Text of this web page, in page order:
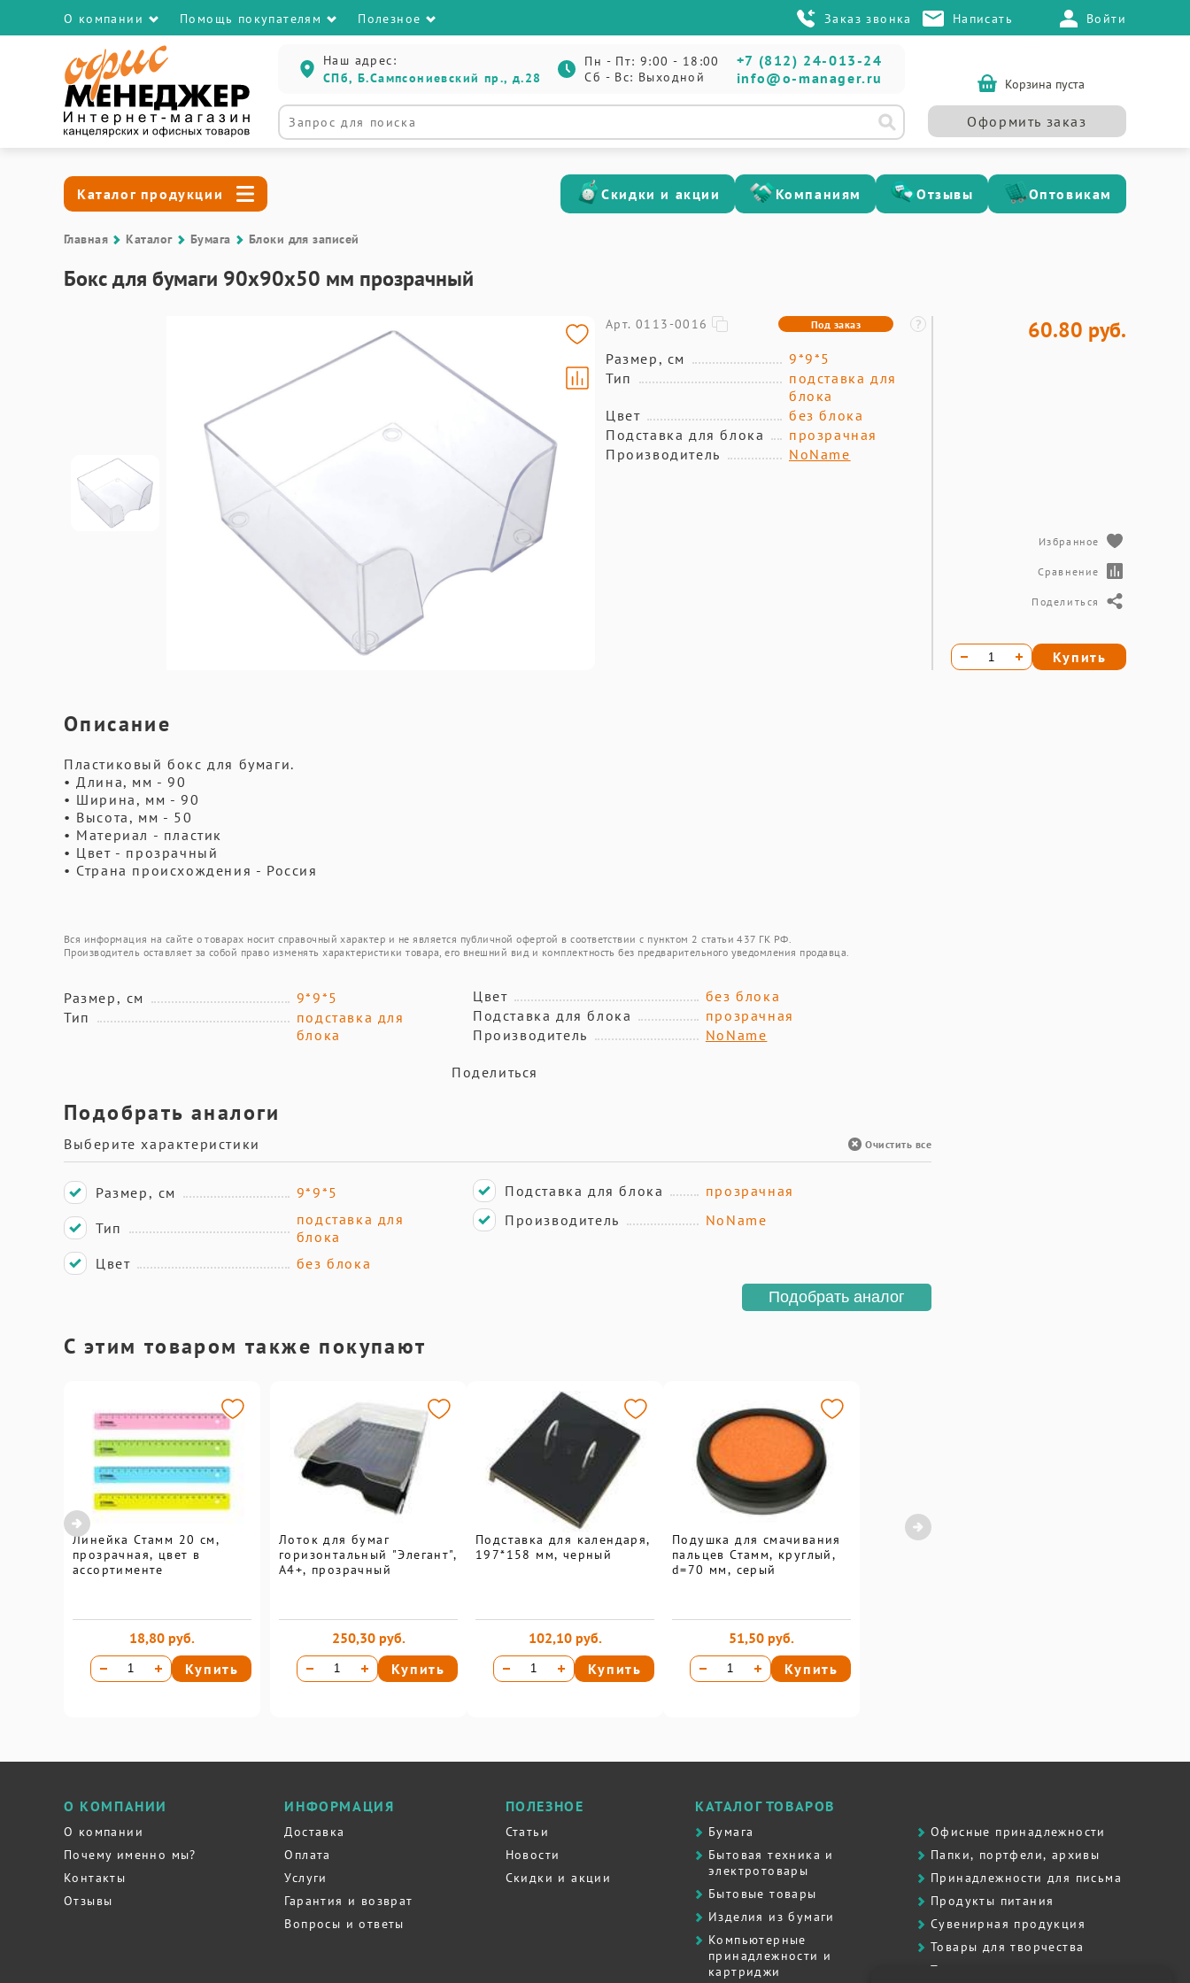
О компании Помощь покупателям Полезное Заказ звонка Написать Войти
Наш адрес:
СПб, Б.Сампсониевский пр., д.28
Пн - Пт: 9:00 - 18:00
Сб - Вс: Выходной
+7 (812) 24-013-24
info@o-manager.ru
Корзина пуста
Оформить заказ
Каталог продукции Скидки и акции Компаниям Отзывы Оптовикам
Главная Каталог Бумага Блоки для записей
Бокс для бумаги 90х90х50 мм прозрачный
Арт. 0113-0016 Под заказ
Размер, см
9*9*5
Тип
подставка для
блока
Цвет
без блока
Подставка для блока
прозрачная
Производитель
NoName
Описание
Пластиковый бокс для бумаги.
• Длина, мм - 90
• Ширина, мм - 90
• Высота, мм - 50
• Материал - пластик
• Цвет - прозрачный
• Страна происхождения - Россия
Вся информация на сайте о товарах носит справочный характер и не является публичной офертой в соответствии с пунктом 2 статьи 437 ГК РФ.
Производитель оставляет за собой право изменять характеристики товара, его внешний вид и комплектность без предварительного уведомления продавца.
Размер, см
9*9*5
Тип
подставка для
блока
Цвет
без блока
Подставка для блока
прозрачная
Производитель
NoName
Поделиться
Подобрать аналоги
Выберите характеристики Очистить все
Размер, см
9*9*5
Тип
подставка для
блока
Цвет
без блока
Подставка для блока
прозрачная
Производитель
NoName
Подобрать аналог
С этим товаром также покупают
Линейка Стамм 20 см,
прозрачная, цвет в
ассортименте
18,80 руб.
Купить
Лоток для бумаг
горизонтальный "Элегант",
А4+, прозрачный
250,30 руб.
Купить
Подставка для календаря,
197*158 мм, черный
102,10 руб.
Купить
Подушка для смачивания
пальцев Стамм, круглый,
d=70 мм, серый
51,50 руб.
Купить
60.80 руб.
Избранное
Сравнение
Поделиться
Купить
О КОМПАНИИ
О компании
Почему именно мы?
Контакты
Отзывы
ИНФОРМАЦИЯ
Доставка
Оплата
Услуги
Гарантия и возврат
Вопросы и ответы
ПОЛЕЗНОЕ
Статьи
Новости
Скидки и акции
КАТАЛОГ ТОВАРОВ
Бумага
Бытовая техника и
электротовары
Бытовые товары
Изделия из бумаги
Компьютерные
принадлежности и
картриджи
Офисные принадлежности
Папки, портфели, архивы
Принадлежности для письма
Продукты питания
Сувенирная продукция
Товары для творчества
Товары для школы